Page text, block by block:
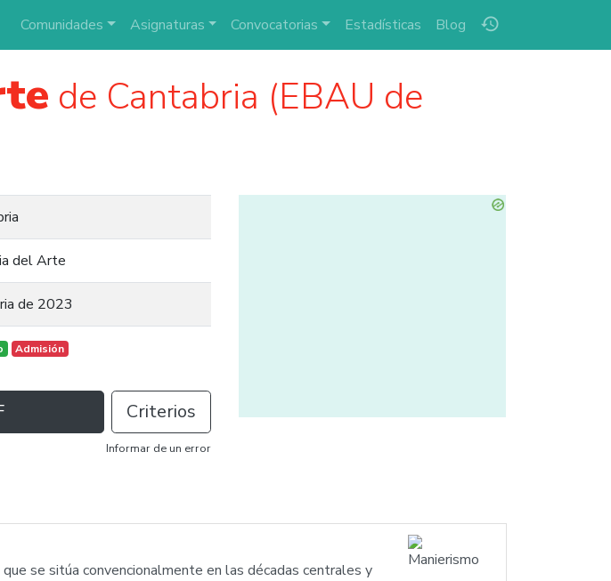
history
Comunidades Asignaturas Convocatorias Estadísticas Blog
de Cantabria (EBAU de
del Arte
de 2023
Admisión
Criterios
Informar de un error
se sitúa convencionalmente en las décadas centrales y